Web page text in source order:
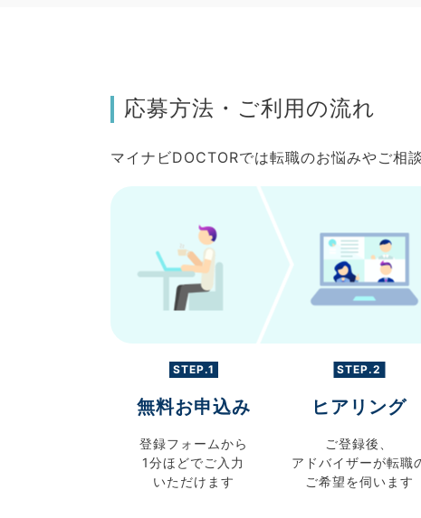
応募方法・ご利用の流れ
マイナビDOCTORでは転職のお悩みやご相
STEP.1
無料お申込み
登録フォームから
1分ほどでご入力
いただけます
STEP.2
ヒアリング
ご登録後、
アドバイザーが転職
ご希望を伺います